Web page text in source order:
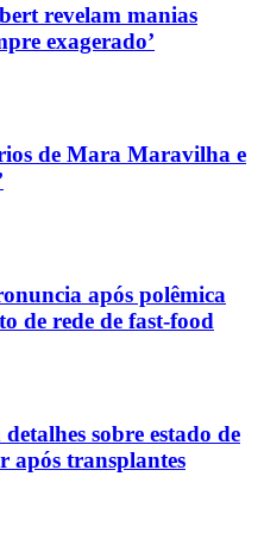
revelam manias
exagerado’
de Mara Maravilha e
após polêmica
de rede de fast-food
sobre estado de
após transplantes